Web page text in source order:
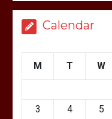
Calendar
M T W
3
4 5